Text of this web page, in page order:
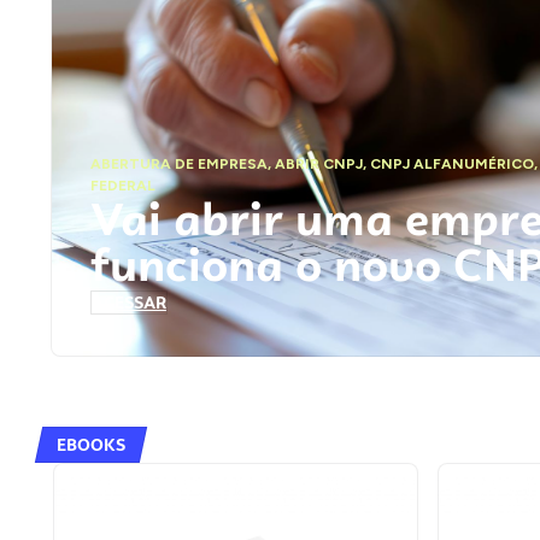
ABERTURA DE EMPRESA,ABRIR CNPJ, CNPJ ALFANUMÉRICO,
FEDERAL
Vai abrir uma
funciona o novo
ACESSAR
EBOOKS